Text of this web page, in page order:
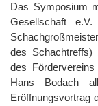
Das Symposium
Gesellschaft
des Schachtreffs)
des
Hans Bodach
Eröffnungsvortrag